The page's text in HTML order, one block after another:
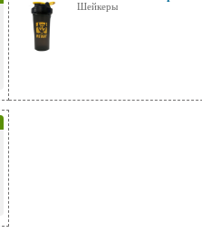
Шейкеры